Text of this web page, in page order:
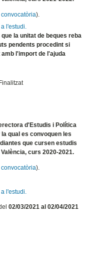
).
l'estudi.
la unitat de beques reba
pendents procedint si
l'import de l'ajuda
d'Estudis i Política
qual es convoquen les
que cursen estudis
curs 2020-2021.
).
l'estudi.
02/03/2021 al 02/04/2021